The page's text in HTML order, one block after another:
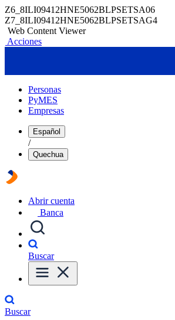
Z6_8ILI09412HNE5062BLPSETSA06
Z7_8ILI09412HNE5062BLPSETSAG4
Web Content Viewer
Acciones
Personas
PyMES
Empresas
Español
/
Quechua
Abrir cuenta
Banca
Buscar
Buscar